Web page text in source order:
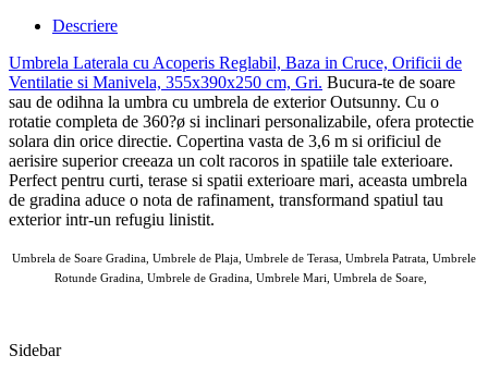
Descriere
Umbrela Laterala cu Acoperis Reglabil, Baza in Cruce, Orificii de
Ventilatie si Manivela, 355x390x250 cm, Gri. Bucura-te de soare
sau de odihna la umbra cu umbrela de exterior Outsunny. Cu o
rotatie completa de 360?ø si inclinari personalizabile, ofera protectie
solara din orice directie. Copertina vasta de 3,6 m si orificiul de
aerisire superior creeaza un colt racoros in spatiile tale exterioare.
Perfect pentru curti, terase si spatii exterioare mari, aceasta umbrela
de gradina aduce o nota de rafinament, transformand spatiul tau
exterior intr-un refugiu linistit.
Umbrela de Soare Gradina, Umbrele de Plaja, Umbrele de Terasa, Umbrela Patrata, Umbrele
Rotunde Gradina, Umbrele de Gradina, Umbrele Mari, Umbrela de Soare,
Sidebar